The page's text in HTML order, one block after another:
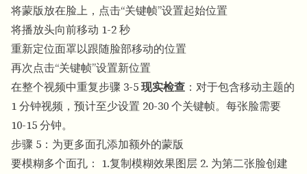
将蒙版放在脸上，点击“关键帧”设置起始位置
将播放头向前移动 1-2 秒
重新定位面罩以跟随脸部移动的位置
再次点击“关键帧”设置新位置
在整个视频中重复步骤 3-5现实检查 ：对于包含移动主题的
1 分钟视频，预计至少设置 20-30 个关键帧。每张脸需要
10-15 分钟。
步骤 5：为更多面孔添加额外的蒙版
要模糊多个面孔： 1.复制模糊效果图层 2. 为第二张脸创建